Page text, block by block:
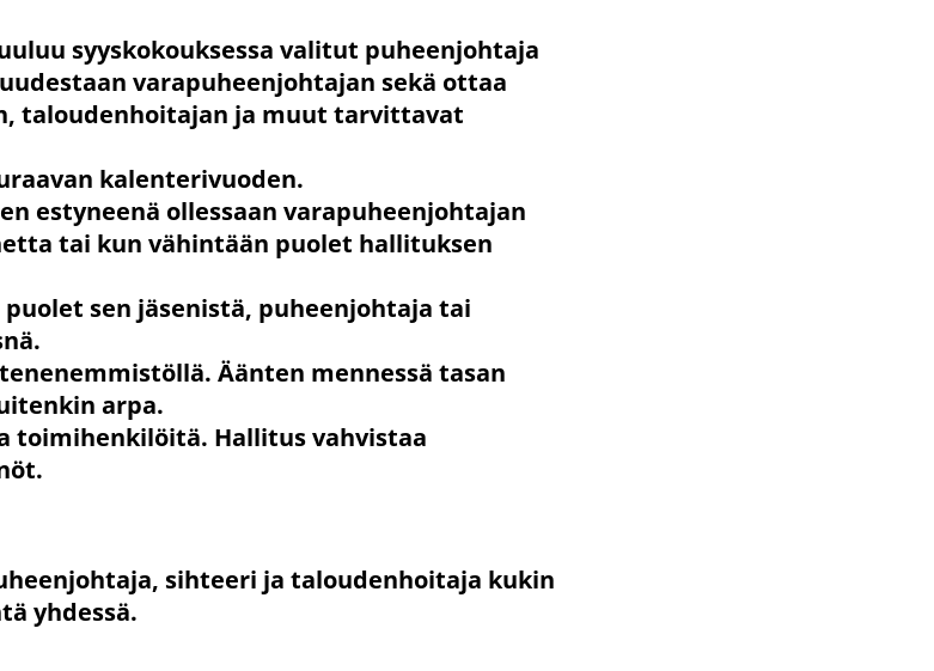
syyskokouksessa valitut puheenjohtaja
varapuheenjohtajan sekä ottaa
taloudenhoitajan ja muut tarvittavat
kalenterivuoden.
estyneenä ollessaan varapuheenjohtajan
tai kun vähintään puolet hallituksen
sen jäsenistä, puheenjohtaja tai
Äänten mennessä tasan
arpa.
toimihenkilöitä. Hallitus vahvistaa
sihteeri ja taloudenhoitaja kukin
yhdessä.